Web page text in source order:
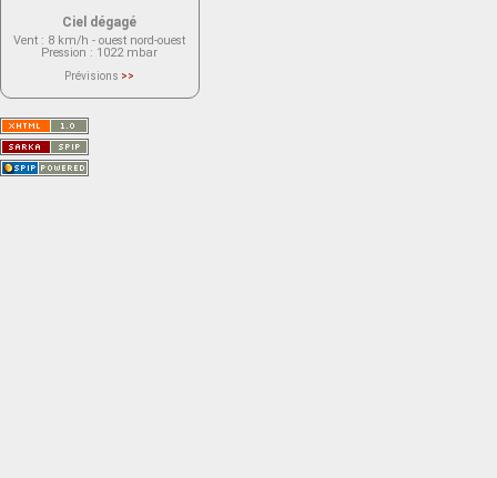
Ciel dégagé
Vent : 8 km/h - ouest nord-ouest
Pression : 1022 mbar
Prévisions >>
actuellement aucune prévision
Saint-Nom.
Veuillez consulter le message du
service ci-dessous.
(401 - Invalid API key. Please see
https://openweathermap.org/faq#error401